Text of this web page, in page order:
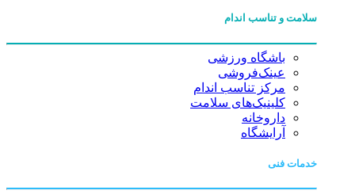
سلامت و تناسب اندام
باشگاه ورزشی
عینک‌فروشی
مرکز تناسب اندام
کلینیک‌های سلامت
داروخانه
آرایشگاه
خدمات فنی